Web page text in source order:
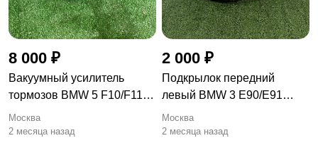
8 000 ₽
Вакуумный усилитель
тормозов BMW 5 F10/F11
F10
Москва
2 месяца назад
2 000 ₽
Подкрылок передний
левый BMW 3 E90/E91
рест. E90
Москва
2 месяца назад